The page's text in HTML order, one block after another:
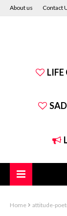
About us Contact
LIFE
Home attitude-